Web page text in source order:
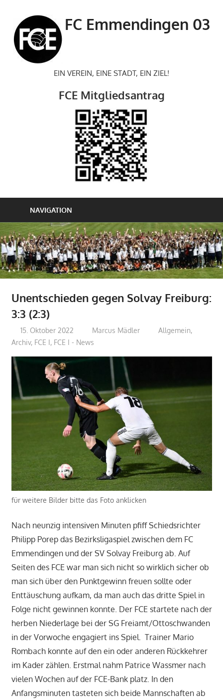
springen
FC Emmendingen 03
EIN VEREIN, EINE STADT, EIN ZIEL!
FCE Mitgliedsantrag
NAVIGATION
Unentschieden gegen Solvay Freiburg:
3:3 (2:3)
15. Oktober 2022 Marcus Mädler Allgemein,
Archiv, FCE I, FCE I - News
für weitere Bilder bitte das Foto anklicken
Nach neunzig intensiven Minuten pfiff Schiedsrichter
Philipp Porep das Bezirksligaspiel zwischen dem FC
Emmendingen und der SV Solvay Freiburg ab. Auf
Seiten des FCE war man sich nicht so wirklich sicher ob
man sich über den Punktgewinn freuen sollte oder
Enttäuschung aufkam, da man auch das dritte Spiel in
Folge nicht gewinnen konnte. Der FCE startete nach der
herben Niederlage bei der SG Freiamt/Ottoschwanden
in der Vorwoche engagiert ins Spiel. Trainer Mario
Rombach konnte auf den ein oder anderen Rückkehrer
im Kader zählen. Erstmal nahm Patrice Wassmer nach
vielen Wochen auf der FCE-Bank platz. In den
Anfangsminuten tasteten sich beide Mannschaften ab